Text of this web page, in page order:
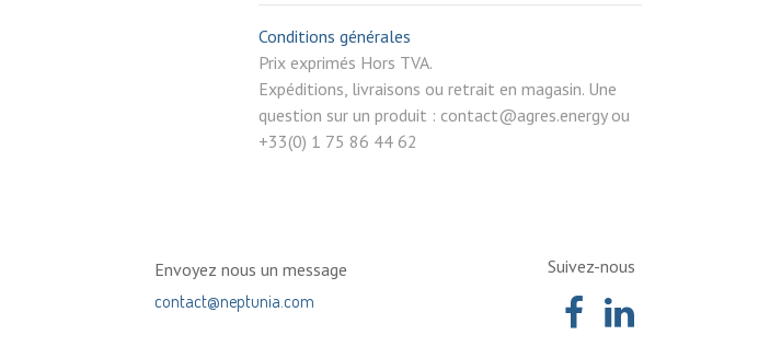
Conditions générales
Prix exprimés Hors TVA.
Expéditions, livraisons ou retrait en magasin. Une
question sur un produit : contact@agres.energy ou
+33(0) 1 75 86 44 62
Envoyez nous un message
contact@neptunia.com
Suivez-nous